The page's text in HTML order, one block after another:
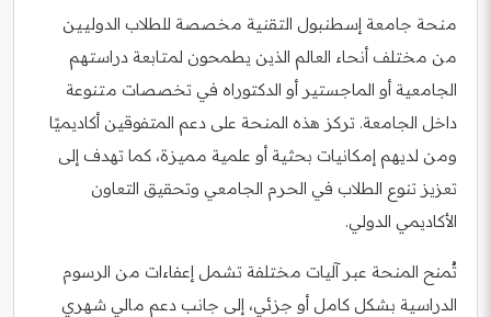
منحة جامعة إسطنبول التقنية مخصصة للطلاب الدوليين
من مختلف أنحاء العالم الذين يطمحون لمتابعة دراستهم
الجامعية أو الماجستير أو الدكتوراه في تخصصات متنوعة
داخل الجامعة. تركز هذه المنحة على دعم المتفوقين أكاديميًا
ومن لديهم إمكانيات بحثية أو علمية مميزة، كما تهدف إلى
تعزيز تنوع الطلاب في الحرم الجامعي وتحقيق التعاون
الأكاديمي الدولي.
تُمنح المنحة عبر آليات مختلفة تشمل إعفاءات من الرسوم
الدراسية بشكل كامل أو جزئي، إلى جانب دعم مالي شهري